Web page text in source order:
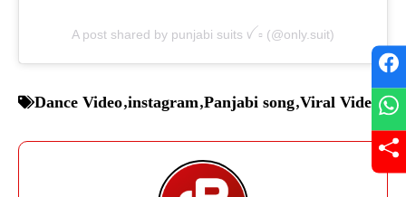
A post shared by punjabi suits ꪜ‍ ▫️ (@only.suit)
Dance Video,instagram,Panjabi song,Viral Video